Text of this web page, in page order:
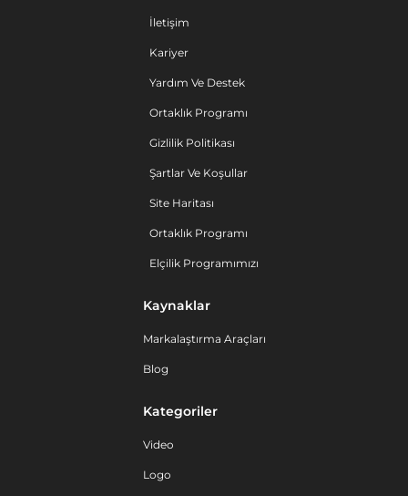
İletişim
Kariyer
Yardım Ve Destek
Ortaklık Programı
Gizlilik Politikası
Şartlar Ve Koşullar
Site Haritası
Ortaklık Programı
Elçilik Programımızı
Kaynaklar
Markalaştırma Araçları
Blog
Kategoriler
Video
Logo